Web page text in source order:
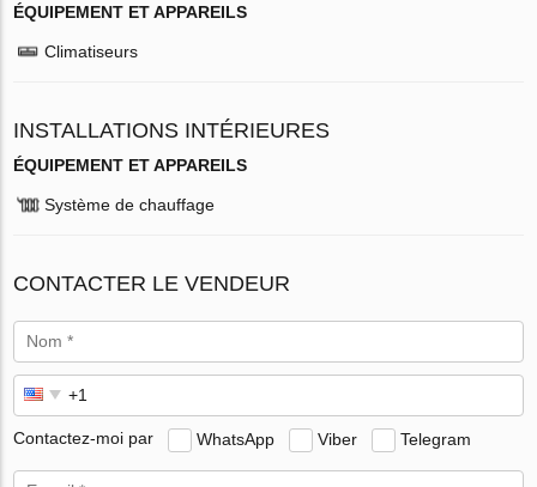
ÉQUIPEMENT ET APPAREILS
Climatiseurs
INSTALLATIONS INTÉRIEURES
ÉQUIPEMENT ET APPAREILS
Système de chauffage
CONTACTER LE VENDEUR
Contactez-moi par WhatsApp Viber Telegram